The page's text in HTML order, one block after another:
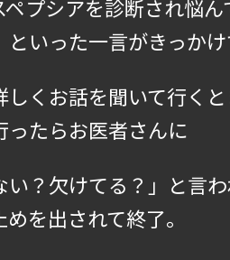
ペプシアを診断され悩
いった一言がきっかけ
くお話を聞いて行く
ったらお医者さんに
い？欠けてる？」と言
を出されて終了。